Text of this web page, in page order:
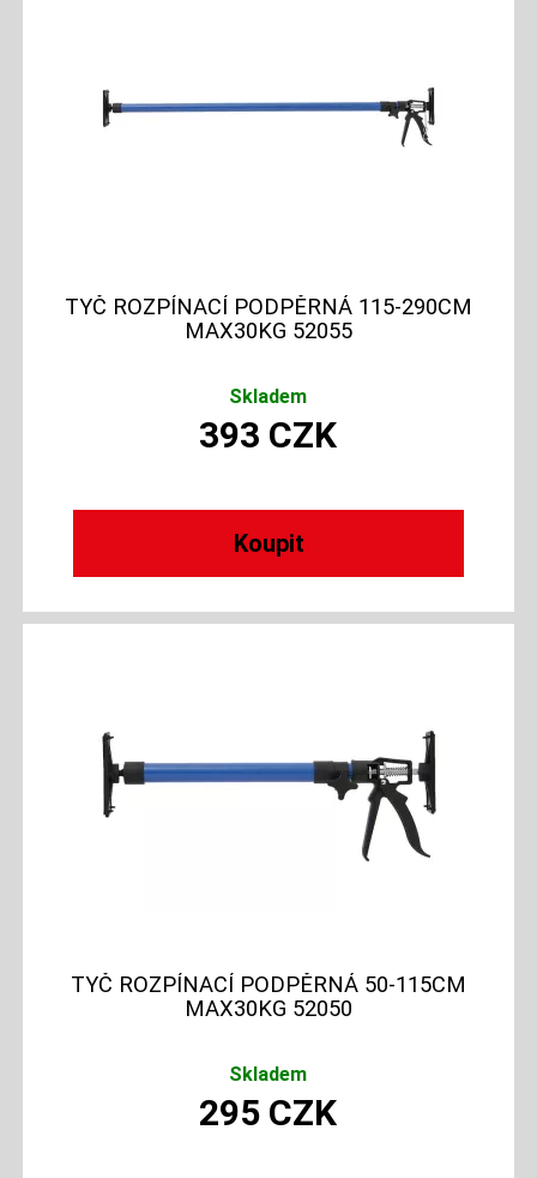
TYČ ROZPÍNACÍ PODPĚRNÁ 115-290CM
MAX30KG 52055
Skladem
393 CZK
TYČ ROZPÍNACÍ PODPĚRNÁ 50-115CM
MAX30KG 52050
Skladem
295 CZK